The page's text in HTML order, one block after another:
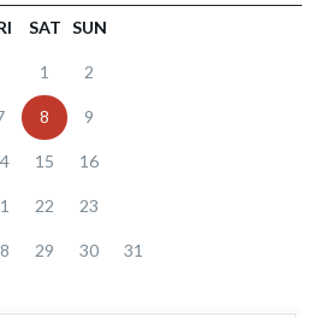
SAT SUN
1 2
8 9
15 16
22 23
29 30 31